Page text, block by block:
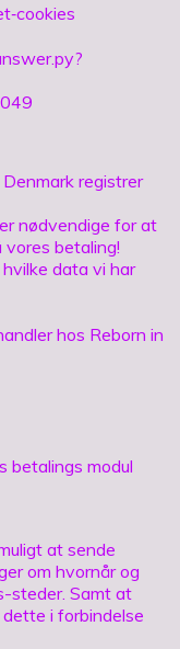
registrer
nødvendige for at
betaling!
data vi har
hos Reborn in
betalings modul
at sende
om hvornår og
steder. Samt at
i forbindelse